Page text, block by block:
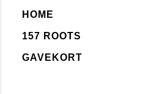
HOME
157 ROOTS
GAVEKORT